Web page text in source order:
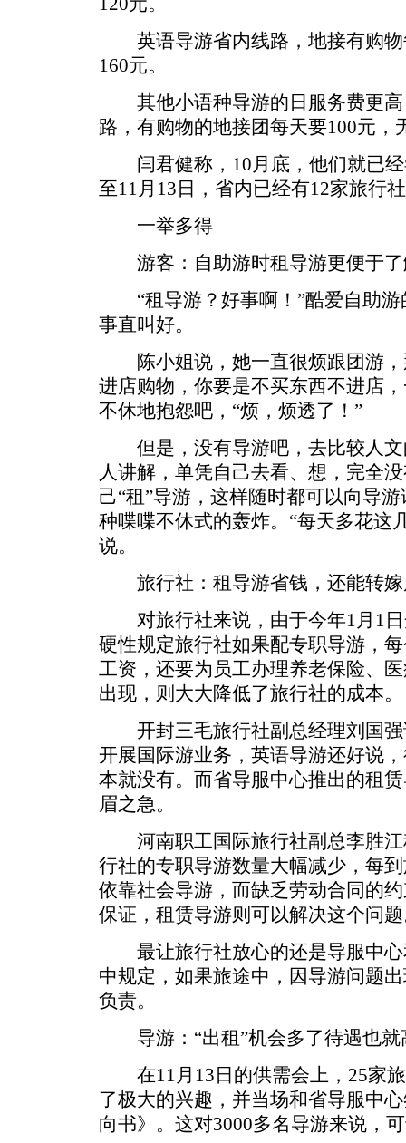
英语导游省内线路，地接有购物
160元。
其他小语种导游的日服务费更高
路，有购物的地接团每天要100元，
闫君健称，10月底，他们就已经
至11月13日，省内已经有12家旅行
一举多得
游客：自助游时租导游更便于了
“租导游？好事啊！”酷爱自助游
事直叫好。
陈小姐说，她一直很烦跟团游，
进店购物，你要是不买东西不进店
不休地抱怨吧，“烦，烦透了！”
但是，没有导游吧，去比较人文
人讲解，单凭自己去看、想，完全
己“租”导游，这样随时都可以向导
种喋喋不休式的轰炸。“每天多花这
说。
旅行社：租导游省钱，还能转嫁
对旅行社来说，由于今年1月1日
硬性规定旅行社如果配专职导游，
工资，还要为员工办理养老保险、
出现，则大大降低了旅行社的成本。
开封三毛旅行社副总经理刘国强
开展国际游业务，英语导游还好说
本就没有。而省导服中心推出的租
眉之急。
河南职工国际旅行社副总李胜江
行社的专职导游数量大幅减少，每
依靠社会导游，而缺乏劳动合同的
保证，租赁导游则可以解决这个问
最让旅行社放心的还是导服中心
中规定，如果旅途中，因导游问题
负责。
导游：“出租”机会多了待遇也就
在11月13日的供需会上，25家旅
了极大的兴趣，并当场和省导服中
向书》。这对3000多名导游来说，